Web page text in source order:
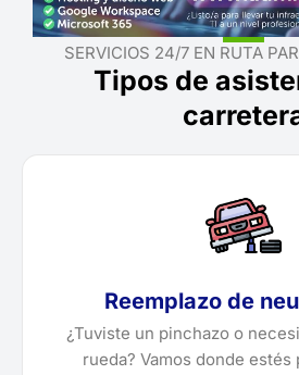
SERVICIOS 24/7 EN RUTA
Tipos de
Reemplazo de
¿Tuviste un pinchazo o
rueda? Vamos donde estés